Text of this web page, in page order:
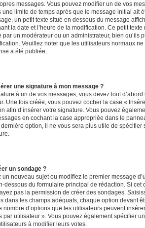
messages. Vous pouvez modifier un de vos
limite de temps après que le message initial ait
un petit texte situé en dessous du message
la date et l’heure de la modification. Ce petit texte
par un modérateur ou un administrateur, bien qu’ils
Veuillez noter que les utilisateurs normaux
a été publiée.
une signature à mon message ?
à un de vos messages, vous devez tout
Une fois créée, vous pouvez cocher la case «
afin d’insérer votre signature. Vous pouvez
en cochant la case appropriée dans le
option, il ne vous sera plus utile de
un sondage ?
un nouveau sujet ou modifiez le premier message
dessous du formulaire principal de rédaction. Si cet
pas la permission de créer des sondages.
dans les champs adéquats, chaque option devant
nombre d’options que les utilisateurs peuvent
par utilisateur ». Vous pouvez également spécifier
à modifier leurs votes.